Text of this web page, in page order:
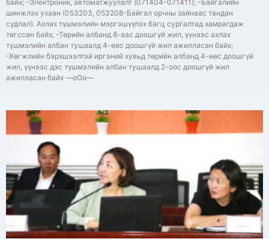
байх; -Электроник, автоматжуулалт (071404-071411); -Байгалийн
шинжлэх ухаан (053203, 053208-Байгал орчны зайнаас тандан
судлал). Ахлах түшмэлийн мэргэшүүлэх багц сургалтад хамрагдаж
төгссөн байх; -Төрийн албанд 8-аас доошгүй жил, үүнээс ахлах
түшмэлийн албан тушаалд 4-өөс доошгүй жил ажилласан байх;
-Хөгжлийн бэрхшээлтэй иргэний хувьд төрийн албанд 4-өөс доошгүй
жил, үүнээс дэс түшмэлийн албан тушаалд 2-оос доошгүй жил
ажилласан байх —оОо—